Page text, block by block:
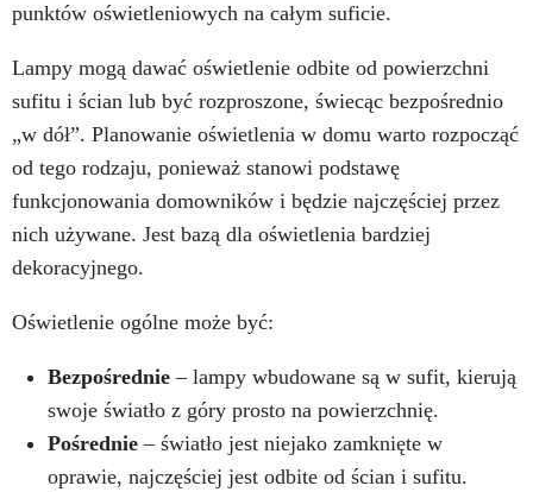
punktów oświetleniowych na całym suficie.
Lampy mogą dawać oświetlenie odbite od powierzchni
sufitu i ścian lub być rozproszone, świecąc bezpośrednio
„w dół”. Planowanie oświetlenia w domu warto rozpocząć
od tego rodzaju, ponieważ stanowi podstawę
funkcjonowania domowników i będzie najczęściej przez
nich używane. Jest bazą dla oświetlenia bardziej
dekoracyjnego.
Oświetlenie ogólne może być:
Bezpośrednie – lampy wbudowane są w sufit, kierują
swoje światło z góry prosto na powierzchnię.
Pośrednie– światło jest niejako zamknięte w
oprawie, najczęściej jest odbite od ścian i sufitu.